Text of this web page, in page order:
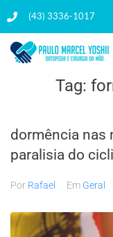
(43) 3336-1017
Tag:
dormência nas
paralisia do
Por Rafael Em Geral